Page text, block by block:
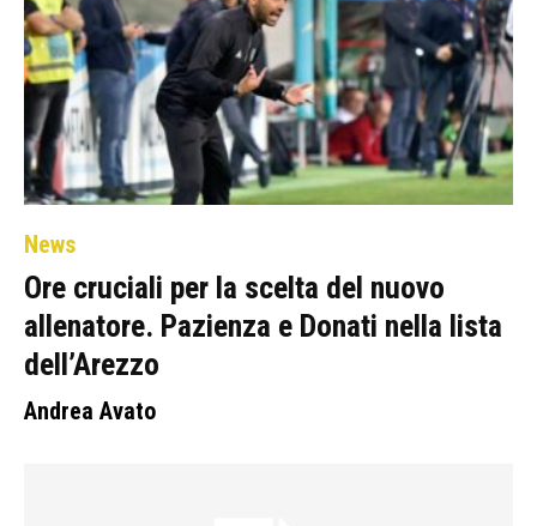
News
Ore cruciali per la scelta del nuovo
allenatore. Pazienza e Donati nella lista
dell’Arezzo
Andrea Avato